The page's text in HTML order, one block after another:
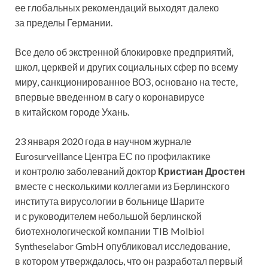
ее глобальных рекомендаций выходят далеко
за пределы Германии.
Все дело об экстренной блокировке предприятий,
школ, церквей и других социальных сфер по всему
миру, санкционированное ВОЗ, основано на тесте,
впервые введенном в сагу о коронавирусе
в китайском городе Ухань.
23 января 2020 года в научном журнале
Eurosurveillance Центра ЕС по профилактике
и контролю заболеваний доктор Кристиан Дростен
вместе с несколькими коллегами из Берлинского
института вирусологии в больнице Шарите
и с руководителем небольшой берлинской
биотехнологической компании TIB Molbiol
Syntheselabor GmbH опубликовал исследование,
в котором утверждалось, что он разработал первый